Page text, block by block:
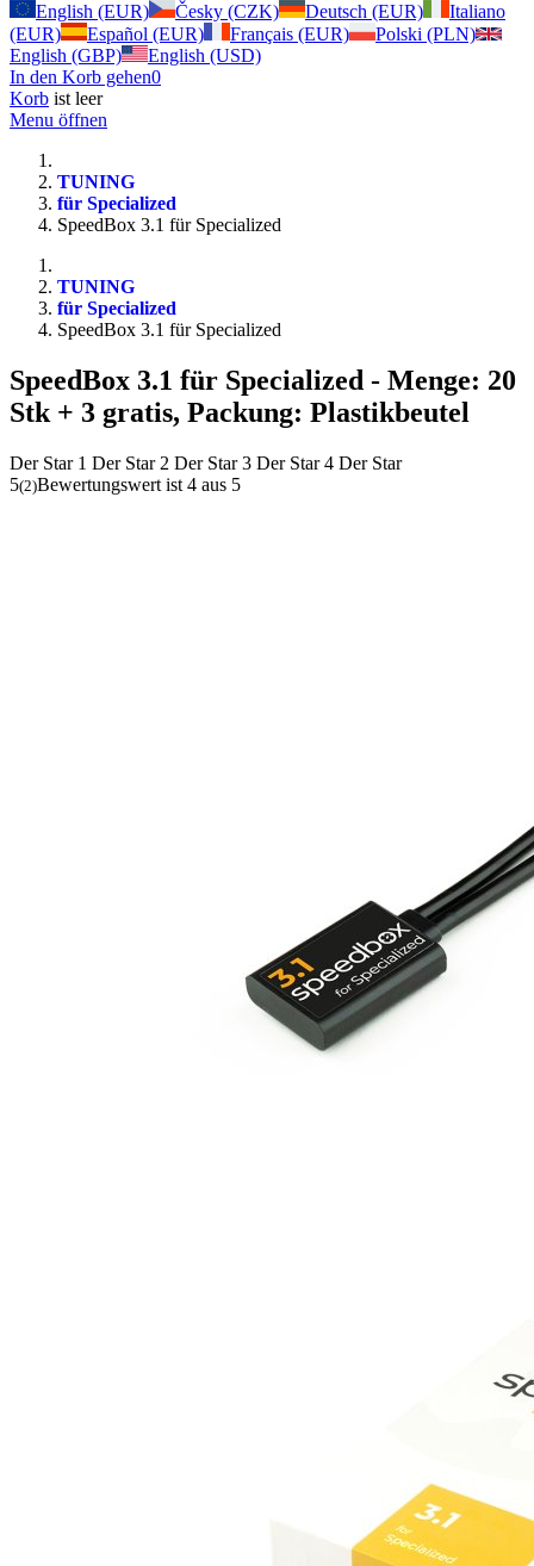
English (EUR)
Česky (CZK) Deutsch (EUR)
Italiano
(EUR)
Español (EUR) Français (EUR)
Polski (PLN)
English (GBP)
English (USD)
In den Korb gehen0
Korb ist leer
Menu öffnen
TUNING
für Specialized
SpeedBox 3.1 für Specialized
TUNING
für Specialized
SpeedBox 3.1 für Specialized
SpeedBox 3.1 für Specialized - Menge: 20
Stk + 3 gratis, Packung: Plastikbeutel
Der Star 1 Der Star 2 Der Star 3 Der Star 4 Der Star
5(2)Bewertungswert ist 4 aus 5